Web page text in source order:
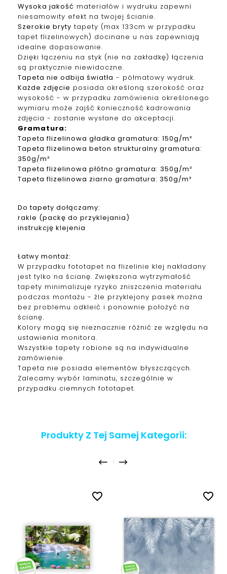
Wysoka jakość materiałów i wydruku zapewni
niesamowity efekt na twojej ścianie.
Szerokie bryty tapety (max 133cm w przypadku
tapet flizelinowych) docinane u nas zapewniają
idealne dopasowanie.
Dzięki łączeniu na styk (nie na zakładkę) łączenia
są praktycznie niewidoczne.
Tapeta nie odbija światła - półmatowy wydruk.
Każde zdjęcie posiada określoną szerokość oraz
wysokość - w przypadku zamówienia określonego
wymiaru może zajść konieczność kadrowania
zdjęcia - zostanie wysłane do akceptacji.
Gramatura:
Tapetaflizelinowa gładka gramatura: 150g/m²
Tapetaflizelinowa beton strukturalny gramatura:
350g/m²
Tapetaflizelinowa płótno gramatura: 350g/m²
Tapetaflizelinowa ziarno gramatura: 350g/m²
Do tapety dołączamy:
rakle (packę do przyklejania)
instrukcję klejenia
Łatwy montaż:
W przypadku fototapet na flizelinie klej nakładany
jest tylko na ścianę. Zwiększona wytrzymałość
tapety minimalizuje ryzyko zniszczenia materiału
podczas montażu - źle przyklejony pasek można
bez problemu odkleić i ponownie położyć na
ścianę.
Kolory mogą się nieznacznie różnić ze względu na
ustawienia monitora.
Wszystkie tapety robione są na indywidualne
zamówienie.
Tapeta nie posiada elementów błyszczących.
Zalecamy wybór laminatu, szczególnie w
przypadku ciemnych fototapet.
Produkty Z Tej Samej Kategorii:
favorite_border favorite_border